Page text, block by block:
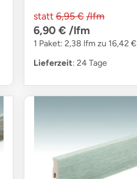
statt 6,95 € /lfm
6,90 € /lfm
1 Paket: 2,38 lfm zu 16,42 €
Lieferzeit: 24 Tage